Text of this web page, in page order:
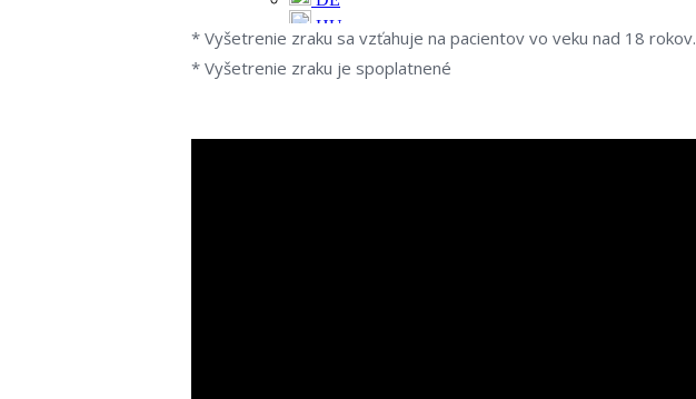
* Vyšetrenie zraku sa vzťahuje na pacientov vo veku nad 18 rokov.
* Vyšetrenie zraku je spoplatnené